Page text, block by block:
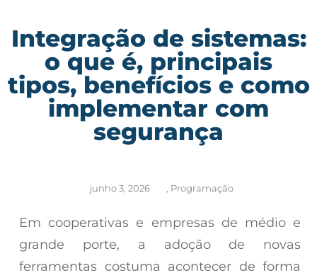
Integração de sistemas:
o que é, principais
tipos, benefícios e como
implementar com
segurança
junho 3, 2026 Programação
Em cooperativas e empresas de médio e
grande porte, a adoção de novas
ferramentas costuma acontecer de forma